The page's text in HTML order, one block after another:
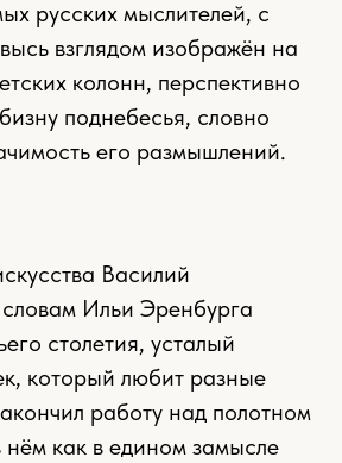
русских мыслителей, с
взглядом изображён на
колонн, перспективно
поднебесья, словно
его размышлений.
Василий
Ильи Эренбурга
столетия, усталый
который любит разные
работу над полотном
нём как в едином замысле